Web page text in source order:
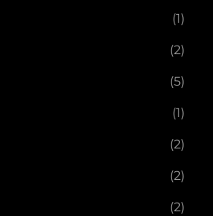
(1)
(2)
(5)
(1)
(2)
(2)
(2)